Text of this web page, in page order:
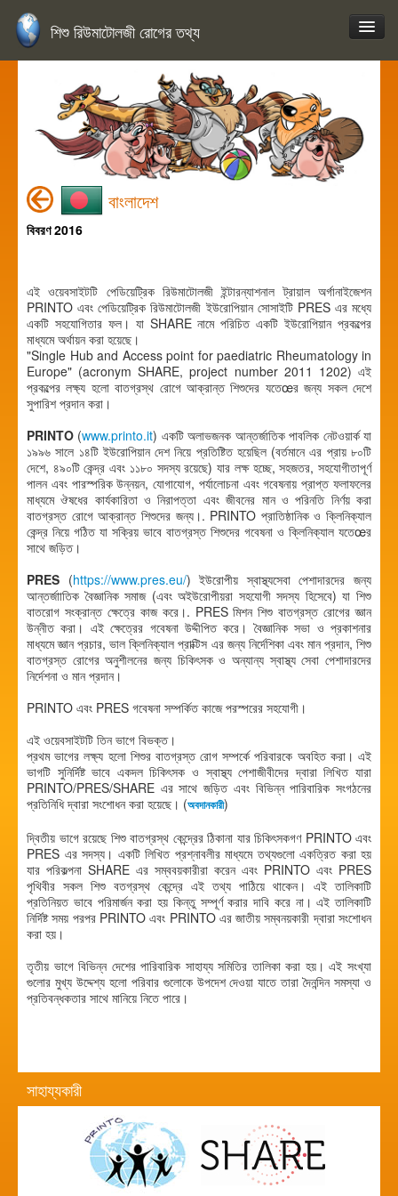
শিশু রিউমাটোলজী রোগের তথ্য
বাংলাদেশ
বিবরণ 2016
এই ওয়েবসাইটটি পেডিয়েট্রিক রিউমাটোলজী ইন্টারন্যাশনাল ট্রায়াল অর্গানাইজেশন
PRINTO এবং পেডিয়েট্রিক রিউমাটোলজী ইউরোপিয়ান সোসাইটি PRES এর মধ্যে
একটি সহযোগিতার ফল। যা SHARE নামে পরিচিত একটি ইউরোপিয়ান প্রকল্পের
মাধ্যমে অর্থায়ন করা হয়েছে।
"Single Hub and Access point for paediatric Rheumatology in
Europe" (acronym SHARE, project number 2011 1202) এই
প্রকল্পের লক্ষ্য হলো বাতগ্রস্থ রোগে আক্রান্ত শিশুদের যতেœর জন্য সকল দেশে
সুপারিশ প্রদান করা।
PRINTO (www.printo.it) একটি অলাভজনক আন্তর্জাতিক পাবলিক নেটওয়ার্ক যা
১৯৯৬ সালে ১৪টি ইউরোপিয়ান দেশ নিয়ে প্রতিষ্টিত হয়েছিল (বর্তমানে এর প্রায় ৮০টি
দেশে, ৪৯০টি কেন্দ্র এবং ১১৮০ সদস্য রয়েছে) যার লক্ষ হচ্ছে, সহজতর, সহযোগীতাপূর্ণ
পালন এবং পারস্পরিক উন্নয়ন, যোগাযোগ, পর্যালোচনা এবং গবেষনায় প্রাপ্ত ফলাফলের
মাধ্যমে ঔষধের কার্যকারিতা ও নিরাপত্তা এবং জীবনের মান ও পরিনতি নির্ণয় করা
বাতগ্রস্ত রোগে আক্রান্ত শিশুদের জন্য।. PRINTO প্রাতিষ্ঠানিক ও ক্লিনিক্যাল
কেন্দ্র নিয়ে গঠিত যা সক্রিয় ভাবে বাতগ্রস্ত শিশুদের গবেষনা ও ক্লিনিক্যাল যতেœর
সাথে জড়িত।
PRES (https://www.pres.eu/) ইউরোপীয় স্বাস্থ্যসেবা পেশাদারদের জন্য
আন্তর্জাাতিক বৈজ্ঞানিক সমাজ (এবং অইউরোপীয়রা সহযোগী সদস্য হিসেবে) যা শিশু
বাতরোগ সংক্রান্ত ক্ষেত্রে কাজ করে।. PRES মিশন শিশু বাতগ্রস্ত রোগের জ্ঞান
উন্নীত করা। এই ক্ষেত্রের গবেষনা উদ্দীপিত করে। বৈজ্ঞানিক সভা ও প্রকাশনার
মাধ্যমে জ্ঞান প্রচার, ভাল ক্লিনিক্যাল প্রাক্টিস এর জন্য নির্দেশিকা এবং মান প্রদান, শিশু
বাতগ্রস্ত রোগের অনুশীলনের জন্য চিকিৎসক ও অন্যান্য স্বাস্থ্য সেবা পেশাদারদের
নির্দেশনা ও মান প্রদান।
PRINTO এবং PRES গবেষনা সম্পর্কিত কাজে পরস্পরের সহযোগী।
এই ওয়েবসাইটটি তিন ভাগে বিভক্ত।
প্রথম ভাগের লক্ষ্য হলো শিশুর বাতগ্রস্ত রোগ সম্পর্কে পরিবারকে অবহিত করা। এই
ভাগটি সুনির্দিষ্ট ভাবে একদল চিকিৎসক ও স্বাস্থ্য পেশাজীবীদের দ্বারা লিখিত যারা
PRINTO/PRES/SHARE এর সাথে জড়িত এবং বিভিন্ন পারিবারিক সংগঠনের
প্রতিনিধি দ্বারা সংশোধন করা হয়েছে। (অবদানকারী)
দ্বিতীয় ভাগে রয়েছে শিশু বাতগ্রস্থ কেন্দ্রের ঠিকানা যার চিকিৎসকগণ PRINTO এবং
PRES এর সদস্য। একটি লিখিত প্রশ্নাবলীর মাধ্যমে তথ্যগুলো একত্রিত করা হয়
যার পরিকল্পনা SHARE এর সম্ববয়কারীরা করেন এবং PRINTO এবং PRES
পৃথিবীর সকল শিশু বতগ্রস্থ কেন্দ্রে এই তথ্য পাঠিয়ে থাকেন। এই তালিকাটি
প্রতিনিয়ত ভাবে পরিমার্জন করা হয় কিন্তু সম্পূর্ণ করার দাবি করে না। এই তালিকাটি
নির্দিষ্ট সময় পরপর PRINTO এবং PRINTO এর জাতীয় সম্বনয়কারী দ্বারা সংশোধন
করা হয়।
তৃতীয় ভাগে বিভিন্ন দেশের পারিবারিক সাহায্য সমিতির তালিকা করা হয়। এই সংখ্যা
গুলোর মুখ্য উদ্দেশ্য হলো পরিবার গুলোকে উপদেশ দেওয়া যাতে তারা দৈনন্দিন সমস্যা ও
প্রতিবন্ধকতার সাথে মানিয়ে নিতে পারে।
সাহায্যকারী